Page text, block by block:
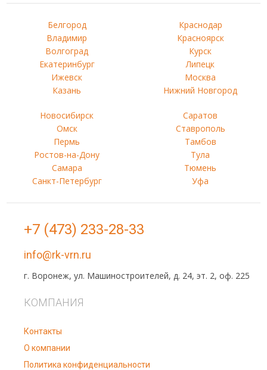
Белгород
Владимир
Волгоград
Екатеринбург
Ижевск
Казань
Краснодар
Красноярск
Курск
Липецк
Москва
Нижний Новгород
Новосибирск
Омск
Пермь
Ростов-на-Дону
Самара
Санкт-Петербург
Саратов
Ставрополь
Тамбов
Тула
Тюмень
Уфа
+7 (473) 233-28-33
info@rk-vrn.ru
г. Воронеж, ул. Машиностроителей, д. 24, эт. 2, оф. 225
КОМПАНИЯ
Контакты
О компании
Политика конфиденциальности